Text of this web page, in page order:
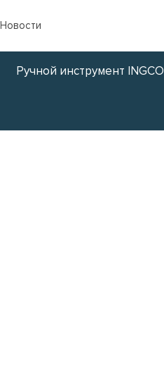
Новости
Ручной инструмент INGCO